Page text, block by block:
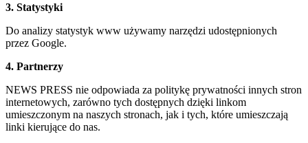
3. Statystyki
Do analizy statystyk www używamy narzędzi udostępnionych
przez Google.
4. Partnerzy
NEWS PRESS nie odpowiada za politykę prywatności innych stron
internetowych, zarówno tych dostępnych dzięki linkom
umieszczonym na naszych stronach, jak i tych, które umieszczają
linki kierujące do nas.